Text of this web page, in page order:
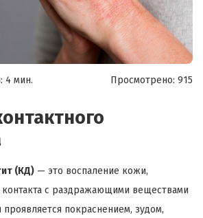
4 мин. Просмотрено: 915
(КД) — это воспаление кожи,
с раздражающими веществами
покраснением, зудом,